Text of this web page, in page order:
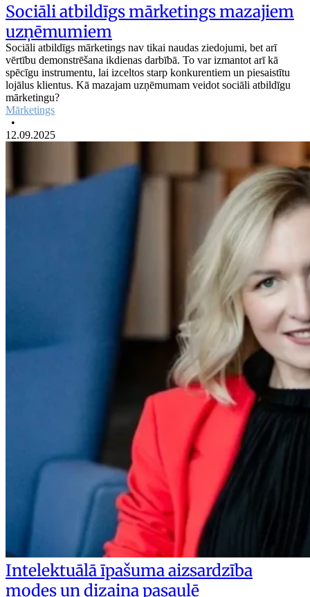
Sociāli atbildīgs mārketings mazajiem
uzņēmumiem
Sociāli atbildīgs mārketings nav tikai naudas ziedojumi, bet arī
vērtību demonstrēšana ikdienas darbībā. To var izmantot arī kā
spēcīgu instrumentu, lai izceltos starp konkurentiem un piesaistītu
lojālus klientus. Kā mazajam uzņēmumam veidot sociāli atbildīgu
mārketingu?
Mārketings
•
12.09.2025
Intelektuālā īpašuma aizsardzība
modes un dizaina pasaulē